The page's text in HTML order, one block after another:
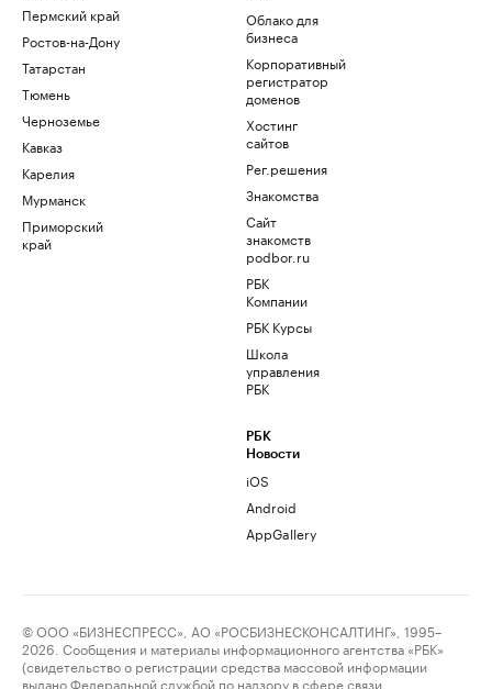
Пермский край
Ростов-на-Дону
Татарстан
Тюмень
Черноземье
Кавказ
Карелия
Мурманск
Приморский
край
Облако для
бизнеса
Корпоративный
регистратор
доменов
Хостинг
сайтов
Рег.решения
Знакомства
Сайт
знакомств
podbor.ru
РБК
Компании
РБК Курсы
Школа
управления
РБК
РБК
Новости
iOS
Android
AppGallery
© ООО «БИЗНЕСПРЕСС», АО «РОСБИЗНЕСКОНСАЛТИНГ», 1995–
2026. Сообщения и материалы информационного агентства «РБК»
(свидетельство о регистрации средства массовой информации
выдано Федеральной службой по надзору в сфере связи,